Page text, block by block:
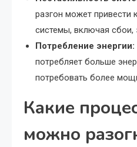
разгон может привести
системы, включая сбои,
Потребление энергии:
потребляет больше
потребовать более
Какие
можно